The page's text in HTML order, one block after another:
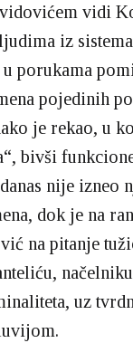
vidi
iz
u porukama
pojedinih
je rekao, u
bivši
nije izneo
dok je na
na pitanje
uz